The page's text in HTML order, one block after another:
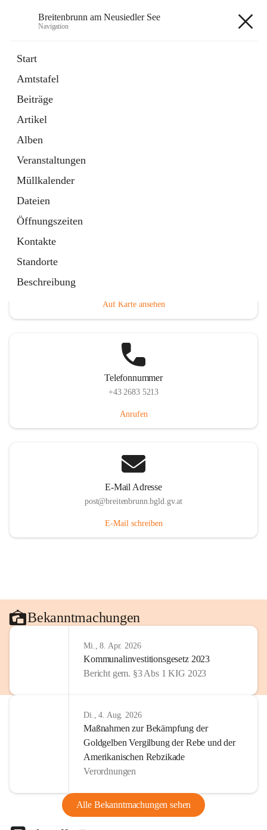
Breitenbrunn am Neusiedler See
Navigation
Start
Amtstafel
Beiträge
Artikel
Alben
Veranstaltungen
Müllkalender
Dateien
Öffnungszeiten
Kontakte
Standorte
Beschreibung
18 Schnellzugriffe
Gemeindeservice
Auf Karte ansehen
Telefonnummer
+43 2683 5213
Anrufen
E-Mail Adresse
post@breitenbrunn.bgld.gv.at
E-Mail schreiben
Bekanntmachungen
Mi., 8. Apr. 2026
Kommunalinvestitionsgesetz 2023
Bericht gem. §3 Abs 1 KIG 2023
Di., 4. Aug. 2026
Maßnahmen zur Bekämpfung der
Goldgelben Vergilbung der Rebe und der
Amerikanischen Rebzikade
Verordnungen
Alle Bekanntmachungen sehen